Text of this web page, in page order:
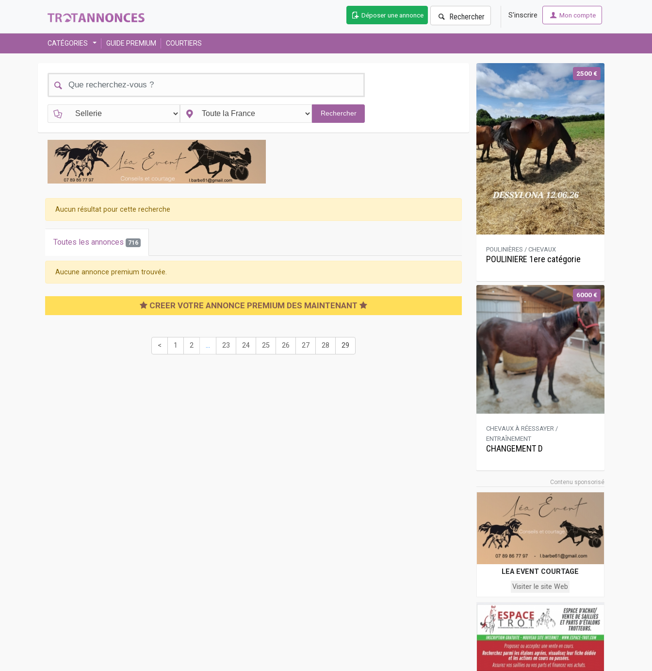
Déposer une annonce Rechercher S'inscrire Mon compte
CATÉGORIES GUIDE PREMIUM COURTIERS
Aucun résultat pour cette recherche
Toutes les annonces 716
Aucune annonce premium trouvée.
CREER VOTRE ANNONCE PREMIUM DES MAINTENANT
< 1 2 ... 23 24 25 26 27 28 29
2500 €
POULINIÈRES / CHEVAUX
POULINIERE 1ere catégorie
6000 €
CHEVAUX À RÉESSAYER /
ENTRAÎNEMENT
CHANGEMENT D
Contenu sponsorisé
LEA EVENT COURTAGE
Visiter le site Web